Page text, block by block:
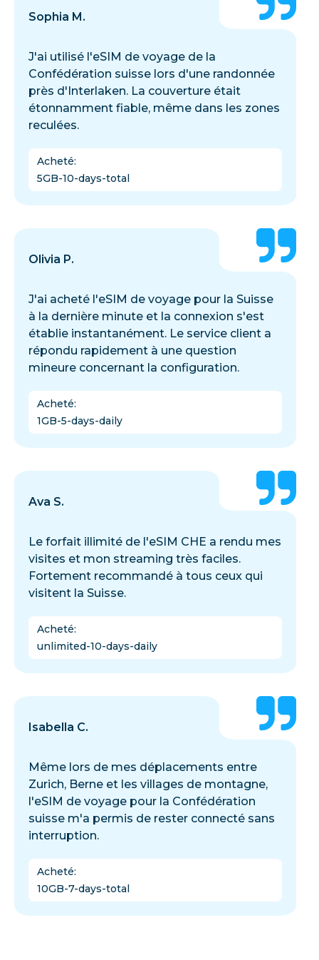
Sophia M.
J'ai utilisé l'eSIM de voyage de la
Confédération suisse lors d'une randonnée
près d'Interlaken. La couverture était
étonnamment fiable, même dans les zones
reculées.
Acheté:
5GB-10-days-total
Olivia P.
J'ai acheté l'eSIM de voyage pour la Suisse
à la dernière minute et la connexion s'est
établie instantanément. Le service client a
répondu rapidement à une question
mineure concernant la configuration.
Acheté:
1GB-5-days-daily
Ava S.
Le forfait illimité de l'eSIM CHE a rendu mes
visites et mon streaming très faciles.
Fortement recommandé à tous ceux qui
visitent la Suisse.
Acheté:
unlimited-10-days-daily
Isabella C.
Même lors de mes déplacements entre
Zurich, Berne et les villages de montagne,
l'eSIM de voyage pour la Confédération
suisse m'a permis de rester connecté sans
interruption.
Acheté:
10GB-7-days-total